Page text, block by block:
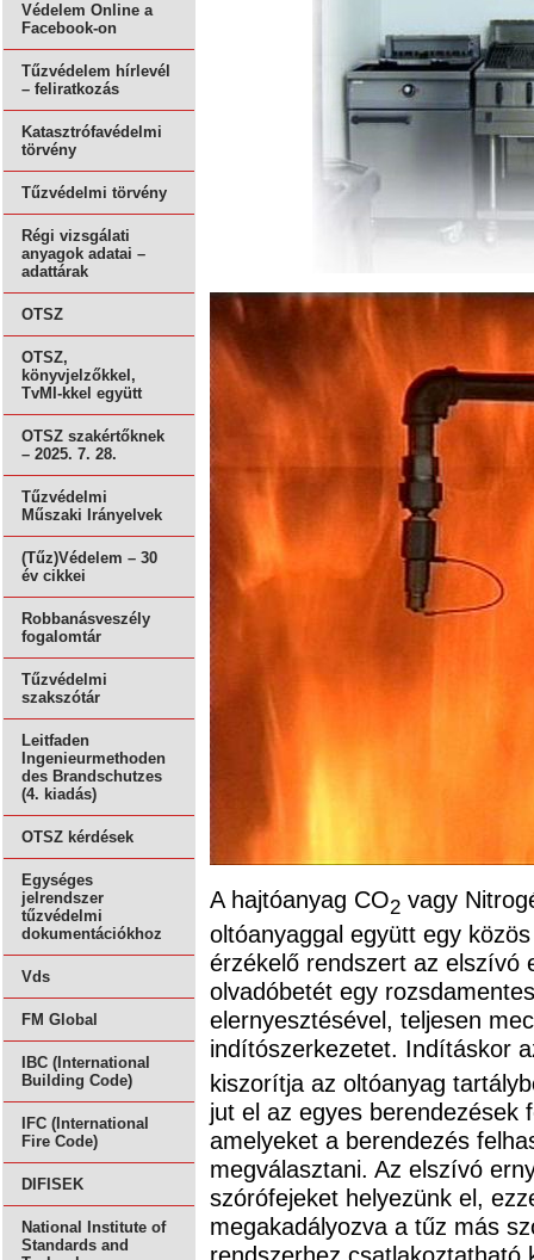
Védelem Online a
Facebook-on
Tűzvédelem hírlevél
– feliratkozás
Katasztrófavédelmi
törvény
Tűzvédelmi törvény
Régi vizsgálati
anyagok adatai –
adattárak
OTSZ
OTSZ,
könyvjelzőkkel,
TvMI-kkel együtt
OTSZ szakértőknek
– 2025. 7. 28.
Tűzvédelmi
Műszaki Irányelvek
(Tűz)Védelem – 30
év cikkei
Robbanásveszély
fogalomtár
Tűzvédelmi
szakszótár
Leitfaden
Ingenieurmethoden
des Brandschutzes
(4. kiadás)
OTSZ kérdések
Egységes
jelrendszer
tűzvédelmi
dokumentációkhoz
Vds
FM Global
IBC (International
Building Code)
IFC (International
Fire Code)
DIFISEK
National Institute of
Standards and
A hajtóanyag CO2vagy
oltóanyaggal együtt egy
érzékelő rendszert az elszívó
olvadóbetét egy
elernyesztésével, teljesen
indítószerkezetet. Indításkor
kiszorítja az oltóanyag
jut el az egyes berendezések
amelyeket a berendezés
megválasztani. Az elszívó
szórófejeket helyezünk el,
megakadályozva a tűz más
rendszerhez csatlakoztatható